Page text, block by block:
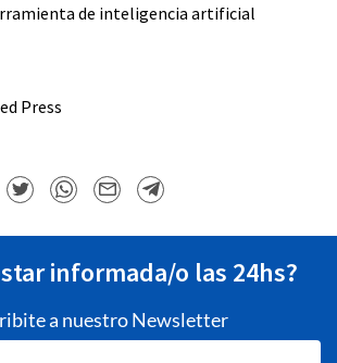
de inteligencia artificial
Press
informada/o las 24hs?
a nuestro Newsletter